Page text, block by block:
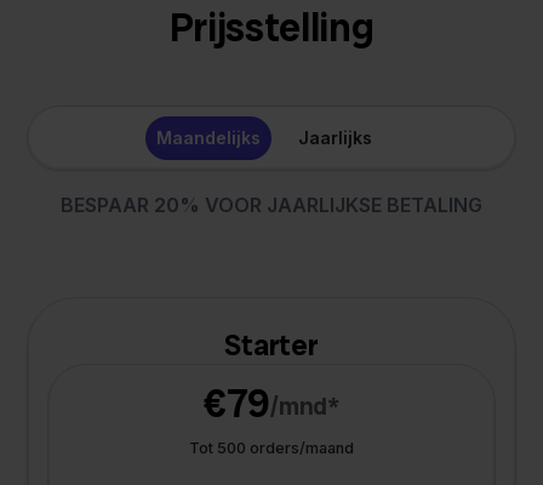
Prijsstelling
Maandelijks Jaarlijks
BESPAAR 20% VOOR JAARLIJKSE BETALING
Starter
€79/mnd*
Tot 500 orders/maand